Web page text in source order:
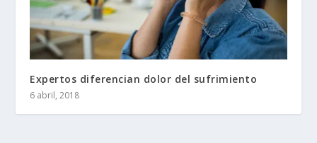
Expertos diferencian dolor del sufrimiento
6 abril, 2018